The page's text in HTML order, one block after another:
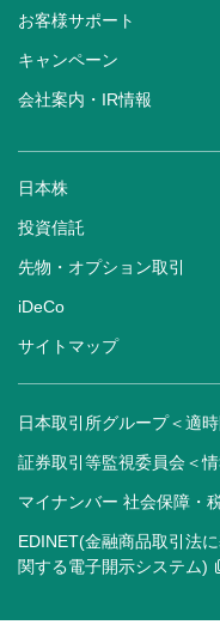
お客様サポート
キャンペーン
会社案内・IR情報
日本株
投資信託
先物・オプション取引
iDeCo
サイトマップ
日本取引所グループ＜適
証券取引等監視委員会＜
マイナンバー 社会保障・
EDINET(金融商品取引法
関する電子開示システム)